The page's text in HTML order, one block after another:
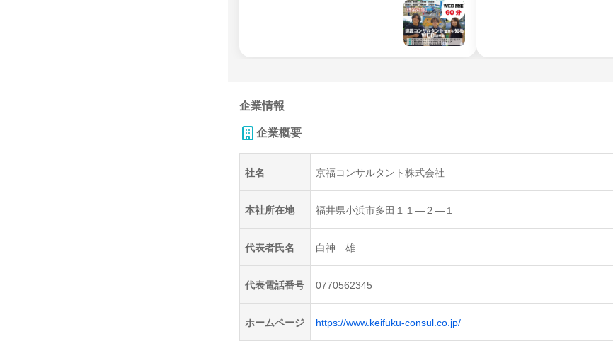
企業情報
企業概要
社名 京福コンサルタント株式会社
本社所在地 福井県小浜市多田１１―２―１
代表者氏名 白神 雄
代表電話番号 0770562345
ホームページ https://www.keifuku-consul.co.jp/